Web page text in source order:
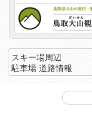
スキー場周辺
駐車場 道路情報